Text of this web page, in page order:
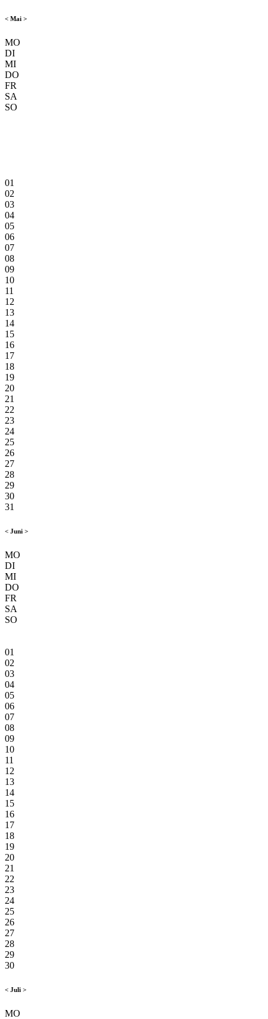
< Mai >
MO
DI
MI
DO
FR
SA
SO
01
02
03
04
05
06
07
08
09
10
11
12
13
14
15
16
17
18
19
20
21
22
23
24
25
26
27
28
29
30
31
< Juni >
MO
DI
MI
DO
FR
SA
SO
01
02
03
04
05
06
07
08
09
10
11
12
13
14
15
16
17
18
19
20
21
22
23
24
25
26
27
28
29
30
< Juli >
MO